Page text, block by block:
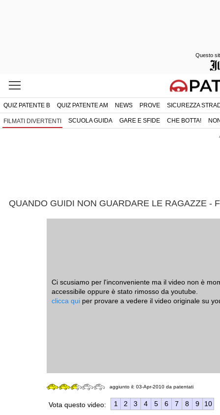
QUIZ PATENTE B QUIZ PATENTE AM NEWS PROVE SICUREZZA
FILMATI DIVERTENTI SCUOLA GUIDA GARE E SFIDE CHE BOTTA!
QUANDO GUIDI NON GUARDARE LE RAGAZZE -
Ci scusiamo per l'inconveniente ma il video non è
accessibile oppure è stato rimosso da youtube.
clicca qui per provare a vedere il video originale su
aggiunto il: 03-Apr-2010 da patentati
Vota questo video: 1 2 3 4 5 6 7 8 9 10
Questo